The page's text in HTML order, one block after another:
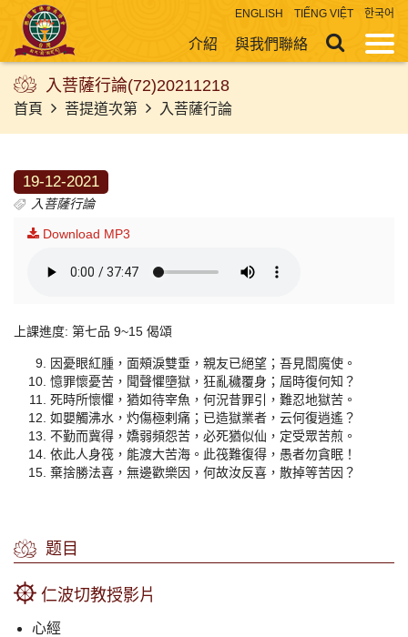
ENGLISH TIẾNG VIỆT 한국어
介紹 與我們聯絡
入菩薩行論(72)20211218
首頁 菩提道次第 入菩薩行論
19-12-2021
入菩薩行論
Download MP3
上課進度: 第七品 9~15 偈頌
因憂眼紅腫，面頰淚雙垂，親友已絕望；吾見閻魔使。
憶罪懷憂苦，聞聲懼墮獄，狂亂穢覆身；屆時復何知？
死時所懷懼，猶如待宰魚，何況昔罪引，難忍地獄苦。
如嬰觸沸水，灼傷極剌痛；已造獄業者，云何復逍遙？
不勤而冀得，嬌弱頻怨苦，必死猶似仙，定受眾苦煎。
依此人身筏，能渡大苦海。此筏難復得，愚者勿貪眠！
棄捨勝法喜，無邊歡樂因，何故汝反喜，散掉等苦因？
题目
仁波切教授影片
心經